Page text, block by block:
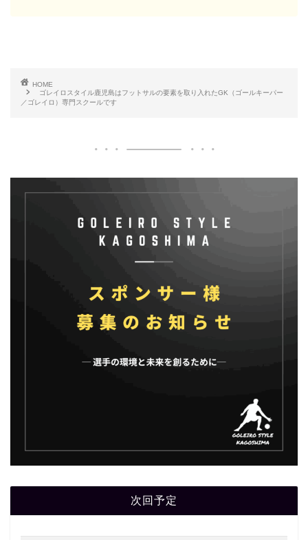
HOME
ゴレイロスタイル鹿児島はフットサルの要素を取り入れたGK（ゴールキーパー
／ゴレイロ）専門スクールです
次回予定